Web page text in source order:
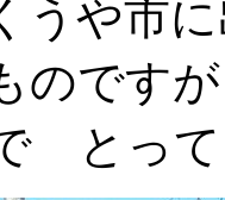
や市に
のですが
とっ